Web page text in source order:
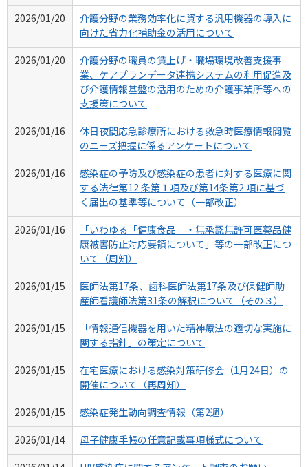
2026/01/20
介護分野の業務効率化に資する汎用機器の導入に
向けた省力化補助金の活用について
2026/01/20
介護分野の職員の賃上げ・職場環境改善支援事
業、ケアプランデータ連携システムの利用促進及
び介護情報基盤の活用のための介護事業所等への
支援策について
2026/01/16
休日夜間応急診療所における救急時医療情報閲覧
のニーズ把握に係るアンケートについて
2026/01/16
感染症の予防及び感染症の患者に対する医療に関
する法律第12 条第１項及び第14条第2 項に基づ
く届出の基準等について（一部改正）
2026/01/16
「いわゆる「健康食品」・無承認無許可医薬品健
康被害防止対応要領について」等の一部改正につ
いて（周知）
2026/01/15
医師法第17条、歯科医師法第17条及び保健師助
産師看護師法第31条の解釈について（その３）
2026/01/15
「情報通信機器を用いた精神療法の適切な実施に
関する指針」の策定について
2026/01/15
在宅医療における感染対策研修会（1月24日）の
開催について（再周知）
2026/01/15
感染症発生動向調査情報（第2週）
2026/01/14
母子健康手帳の任意記載事項様式について